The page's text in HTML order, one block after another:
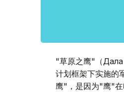
"草原之鹰"（Дала
计划框架下实施的
鹰"，是因为"鹰"在